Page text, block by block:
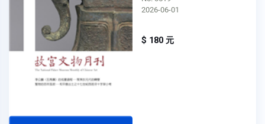
2026-06-01
$ 180 元